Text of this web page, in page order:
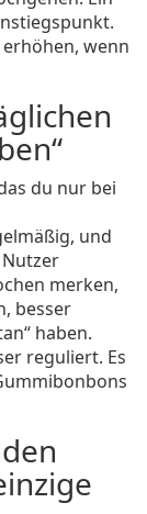
wenn
du nur bei
und
Nutzer
merken,
besser
haben.
reguliert. Es